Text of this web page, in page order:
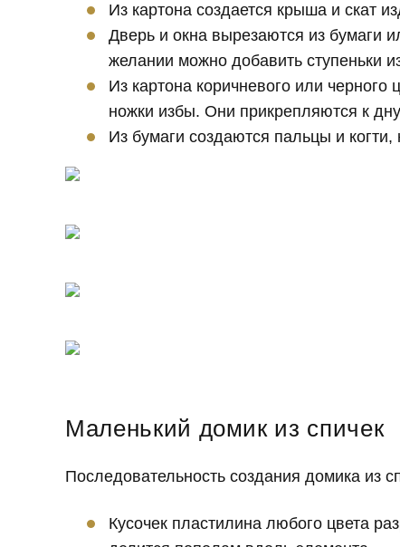
Из картона создается крыша и скат
Дверь и окна вырезаются из бумаги
желании можно добавить ступеньки
Из картона коричневого или
ножки избы. Они прикрепляются к
Из бумаги создаются пальцы и
Маленький домик из спичек
Последовательность создания домика из
Кусочек пластилина любого цвета